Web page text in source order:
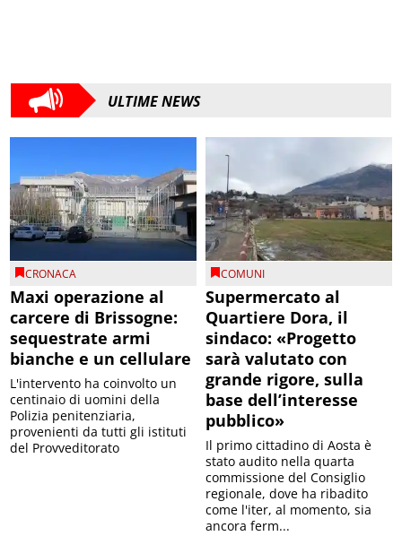
ULTIME NEWS
CRONACA
Maxi operazione al
carcere di Brissogne:
sequestrate armi
bianche e un cellulare
L'intervento ha coinvolto un
centinaio di uomini della
Polizia penitenziaria,
provenienti da tutti gli istituti
del Provveditorato
COMUNI
Supermercato al
Quartiere Dora, il
sindaco: «Progetto
sarà valutato con
grande rigore, sulla
base dell’interesse
pubblico»
Il primo cittadino di Aosta è
stato audito nella quarta
commissione del Consiglio
regionale, dove ha ribadito
come l'iter, al momento, sia
ancora ferm...